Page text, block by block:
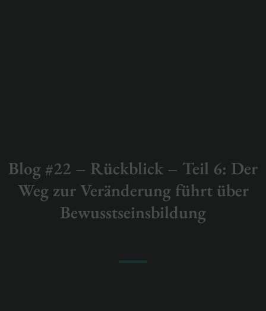
Blog #22 – Rückblick – Teil 6: Der
Weg zur Veränderung führt über
Bewusstseinsbildung